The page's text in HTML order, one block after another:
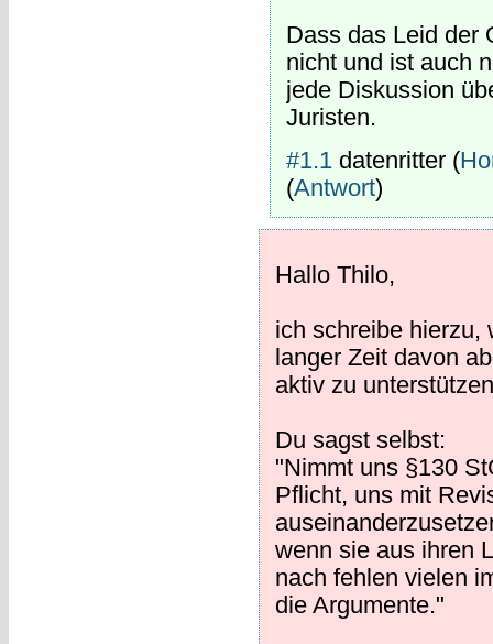
Dass das Leid der
nicht und ist auch
jede Diskussion
Juristen.
#1.1 datenritter (
(Antwort)
Hallo Thilo,
ich schreibe hierzu,
langer Zeit davon
aktiv zu
Du sagst selbst:
"Nimmt uns §130
Pflicht, uns mit
wenn sie aus ihren
nach fehlen vielen
die Argumente."